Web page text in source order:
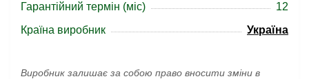
Гарантійний термін (міс)
12
Країна виробник
Україна
Виробник залишає за собою право вносити зміни в